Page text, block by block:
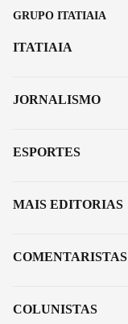
GRUPO ITATIAIA
ITATIAIA
JORNALISMO
ESPORTES
MAIS EDITORIAS
COMENTARISTAS
COLUNISTAS